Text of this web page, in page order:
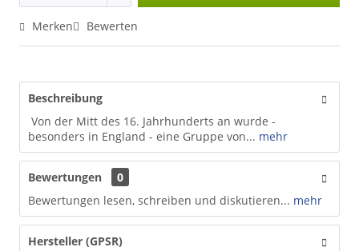
Merken Bewerten
Beschreibung
Von der Mitt des 16. Jahrhunderts an wurde -
besonders in England - eine Gruppe von... mehr
Bewertungen
0
Bewertungen lesen, schreiben und diskutieren... mehr
Hersteller (GPSR)